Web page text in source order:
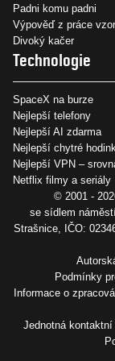
Padni komu padni
Výpověď z práce vzor
Divoký kačer
Technologie
SpaceX na burze
Nejlepší telefony
Nejlepší AI zdarma
Nejlepší chytré
Nejlepší VPN –
Netflix filmy a seriály
© 2001 -
se sídlem
Strašnice, IČO:
Podmínky
Informace o
Jednotná